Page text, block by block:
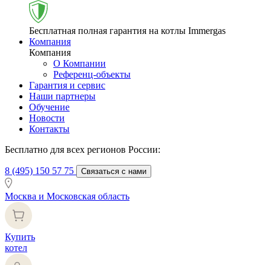
Бесплатная полная гарантия на котлы Immergas
Компания
Компания
О Компании
Референц-объекты
Гарантия и сервис
Наши партнеры
Обучение
Новости
Контакты
Бесплатно для всех регионов России:
8 (495) 150 57 75 Связаться с нами
Москва и Московская область
Купить
котел